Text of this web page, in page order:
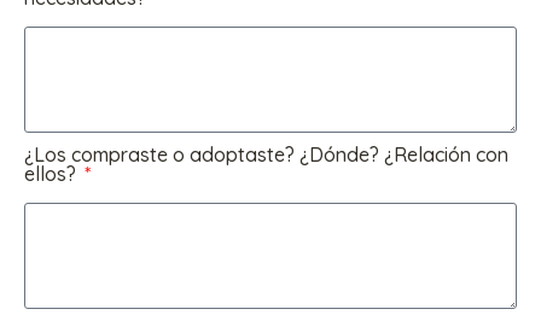
¿Los compraste o adoptaste? ¿Dónde? ¿Relación con
ellos?